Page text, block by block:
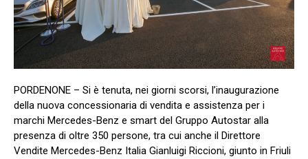
PORDENONE – Si è tenuta, nei giorni scorsi, l’inaugurazione
della nuova concessionaria di vendita e assistenza per i
marchi Mercedes-Benz e smart del Gruppo Autostar alla
presenza di oltre 350 persone, tra cui anche il Direttore
Vendite Mercedes-Benz Italia Gianluigi Riccioni, giunto in Friuli